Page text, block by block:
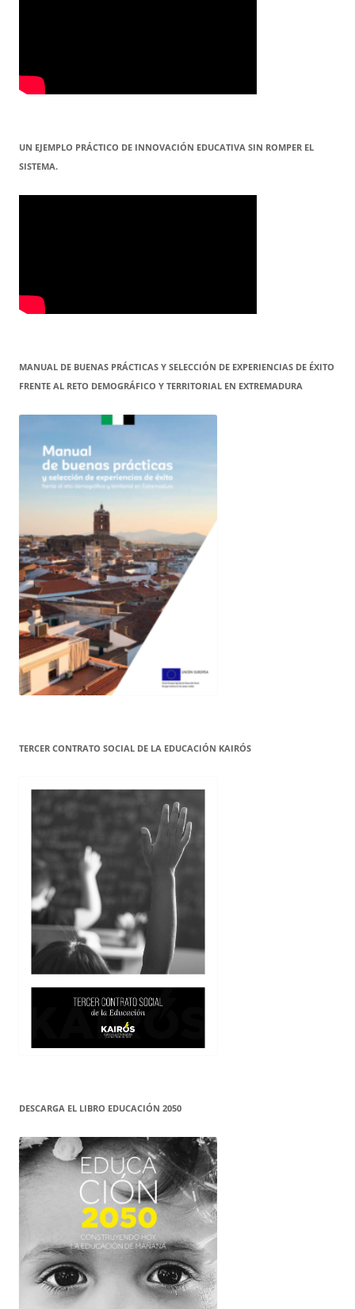
UN EJEMPLO PRÁCTICO DE INNOVACIÓN EDUCATIVA SIN ROMPER EL
SISTEMA.
MANUAL DE BUENAS PRÁCTICAS Y SELECCIÓN DE EXPERIENCIAS DE ÉXITO
FRENTE AL RETO DEMOGRÁFICO Y TERRITORIAL EN EXTREMADURA
TERCER CONTRATO SOCIAL DE LA EDUCACIÓN KAIRÓS
DESCARGA EL LIBRO EDUCACIÓN 2050